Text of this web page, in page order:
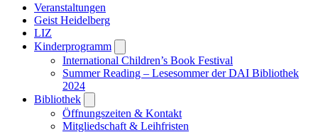
Veranstaltungen
Geist Heidelberg
LIZ
Kinderprogramm
submenu
International Children’s Book Festival
Summer Reading – Lesesommer der DAI Bibliothek
2024
Bibliothek
submenu
Öffnungszeiten & Kontakt
Mitgliedschaft & Leihfristen